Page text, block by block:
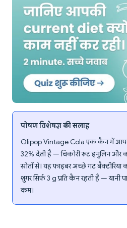
पोषण विशेषज्ञ की सलाह
Olipop Vintage Cola एक कैन में
32% देती है — चिकोरी रूट इनुलिन और
स्रोतों से। यह फाइबर अच्छे गट
शुगर सिर्फ 3 g प्रति कैन रहती है —
कम।